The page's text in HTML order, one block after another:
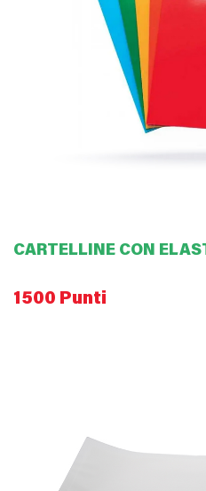
CARTELLINE CON
1500 Punti